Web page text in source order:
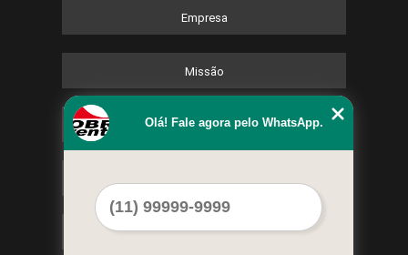
Empresa
Missão
Serviços
Mapa do site
Olá! Fale agora pelo WhatsApp.